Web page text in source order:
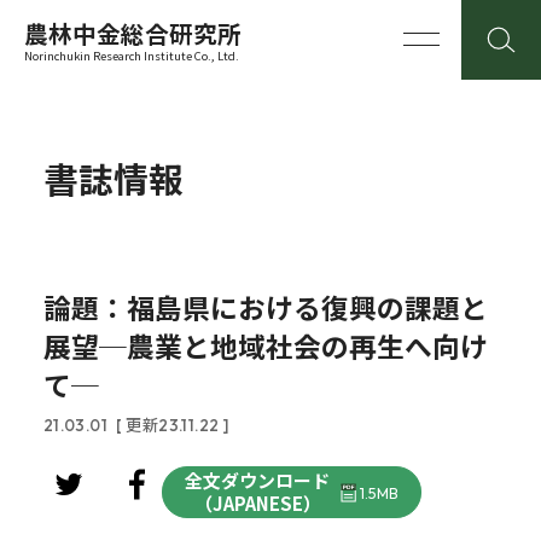
農林中金総合研究所
Norinchukin Research Institute Co., Ltd.
書誌情報
論題：福島県における復興の課題と
展望─農業と地域社会の再生へ向け
て─
21.03.01 [ 更新23.11.22 ]
全文ダウンロード
（JAPANESE）
1.5MB